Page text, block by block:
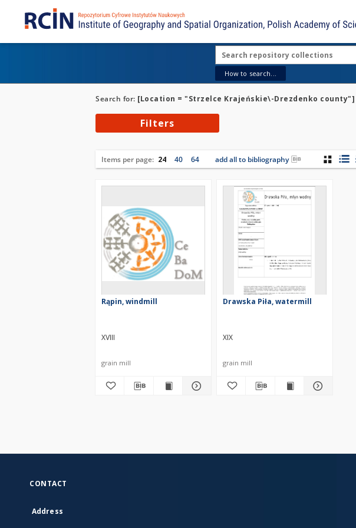
How to search...
Search for: [Location = "Strzelce Krajeńskie\-Drezdenko county"]
Filters
Items per page: 24 40 64 add all to bibliography
Rąpin, windmill
XVIII
grain mill
Drawska Piła, watermill
XIX
grain mill
CONTACT
Address